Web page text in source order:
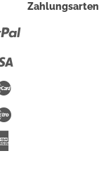
Zahlungsarten
Maestro